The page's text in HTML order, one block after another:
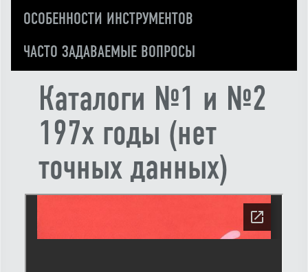
ОСОБЕННОСТИ ИНСТРУМЕНТОВ
ЧАСТО ЗАДАВАЕМЫЕ ВОПРОСЫ
Каталоги №1 и №2
197х годы (нет
точных данных)